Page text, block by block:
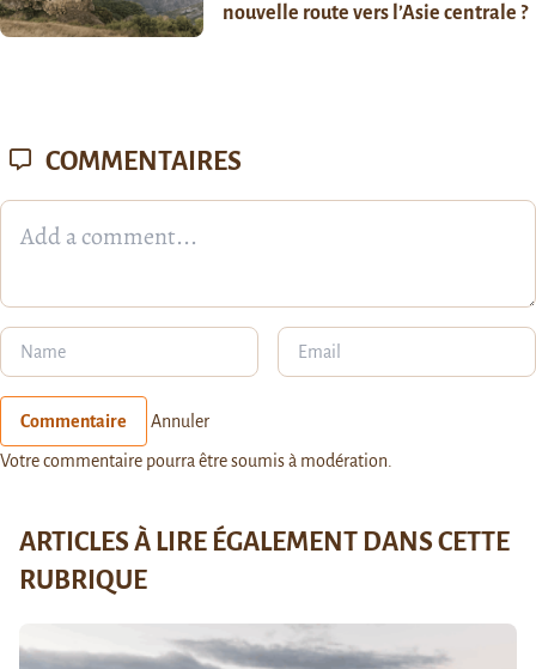
nouvelle route vers l’Asie centrale ?
COMMENTAIRES
Commentaire Annuler
Votre commentaire pourra être soumis à modération.
ARTICLES À LIRE ÉGALEMENT DANS CETTE
RUBRIQUE